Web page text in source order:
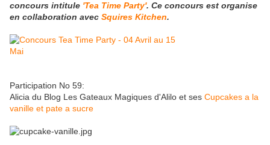
concours intitule 'Tea Time Party'. Ce concours est organise
en collaboration avec Squires Kitchen.
Participation No 59:
Alicia du Blog Les Gateaux Magiques d'Alilo et ses Cupcakes a la
vanille et pate a sucre